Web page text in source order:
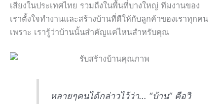
เสียงในประเทศไทย รวมถืงในพื้นที่บางใหญ่ ทีมงานของ
เราตั้งใจทำงานและสร้างบ้านที่ดีให้กับลูกค้าของเราทุกคน
เพราะ เรารู้ว่าบ้านนั้นสำคัญแค่ไหนสำหรับคุณ
หลายๆคนได้กล่าวไว้ว่า… “บ้าน” คือวิ